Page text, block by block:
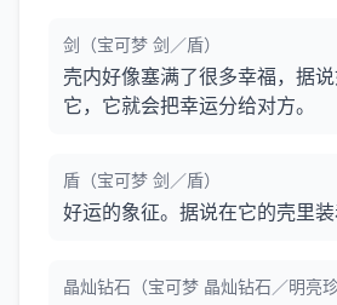
剑（宝可梦 剑／盾）
壳内好像塞满了很多幸福，据
它，它就会把幸运分给对方。
盾（宝可梦 剑／盾）
好运的象征。据说在它的壳里装
晶灿钻石（宝可梦 晶灿钻石／明亮珍